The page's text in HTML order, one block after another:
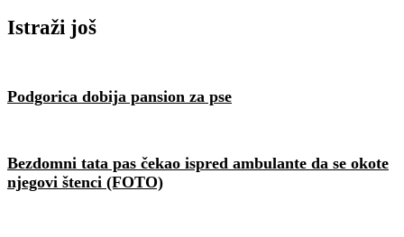
Istraži još
Podgorica dobija pansion za pse
Bezdomni tata pas čekao ispred ambulante da se okote
njegovi štenci (FOTO)